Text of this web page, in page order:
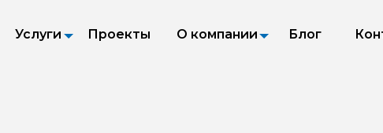
Услуги Проекты О компании Блог